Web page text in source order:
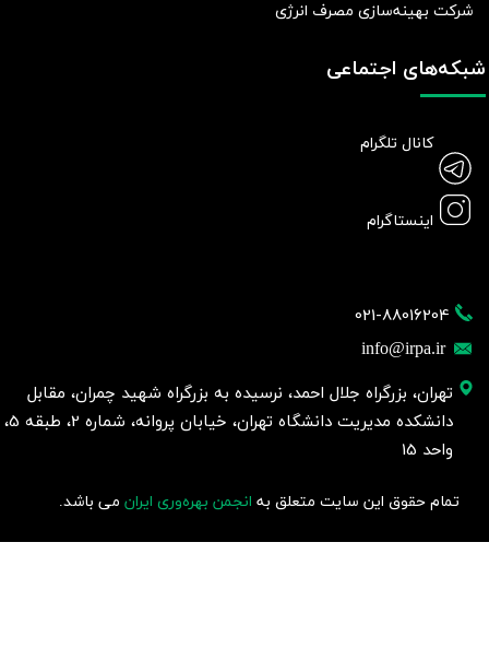
021-88016204
info@irpa.ir
تهران، بزرگراه جلال احمد، نرسیده به بزرگراه شهید چمران، مقابل
دانشکده مدیریت دانشگاه تهران، خیابان پروانه، شماره 2، طبقه 5،
واحد 15
شرکت بهينه‌سازی مصرف انرژی
شبکه‌های اجتماعی
کانال تلگرام
اینستاگرام
تمام حقوق این سایت متعلق به انجمن بهره‌وری ایران می باشد.